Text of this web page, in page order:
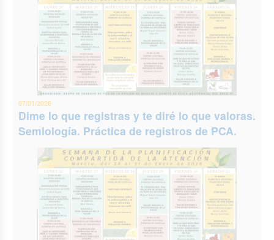
07/01/2026
Dime lo que registras y te diré lo que valoras.
Semiología. Práctica de registros de PCA.